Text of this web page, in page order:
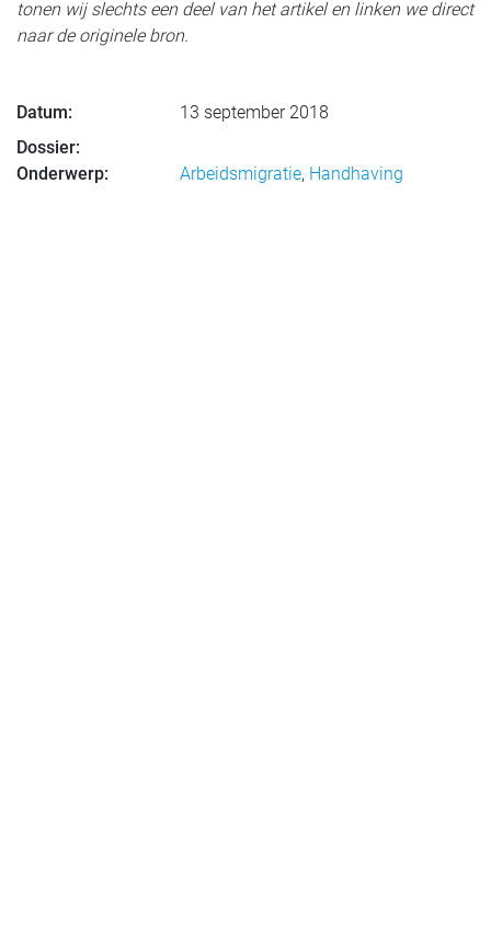
tonen wij slechts een deel van het artikel en linken we direct
naar de originele bron.
Datum:
13 september 2018
Dossier:
Onderwerp:
Arbeidsmigratie, Handhaving